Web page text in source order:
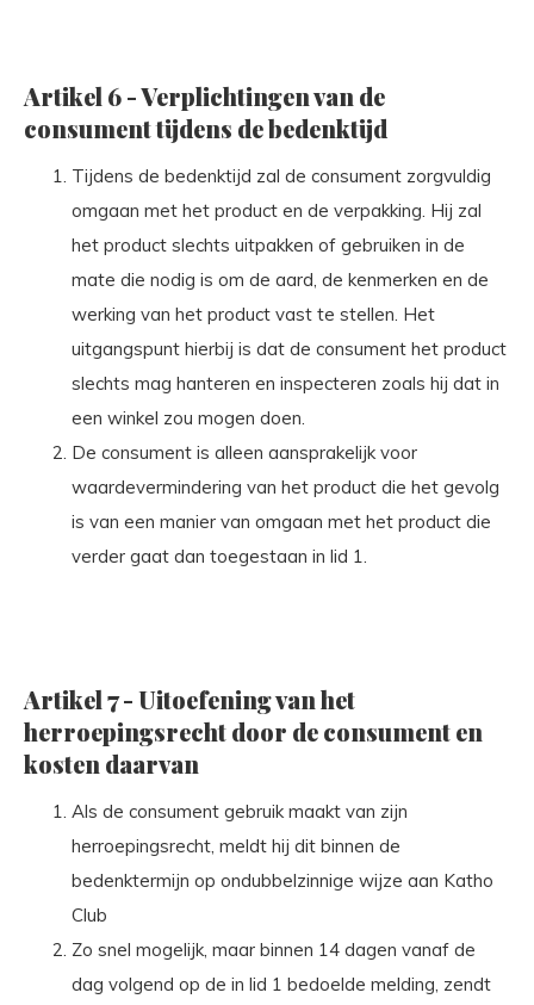
Artikel 6 - Verplichtingen van de
consument tijdens de bedenktijd
Tijdens de bedenktijd zal de consument zorgvuldig
omgaan met het product en de verpakking. Hij zal
het product slechts uitpakken of gebruiken in de
mate die nodig is om de aard, de kenmerken en de
werking van het product vast te stellen. Het
uitgangspunt hierbij is dat de consument het product
slechts mag hanteren en inspecteren zoals hij dat in
een winkel zou mogen doen.
De consument is alleen aansprakelijk voor
waardevermindering van het product die het gevolg
is van een manier van omgaan met het product die
verder gaat dan toegestaan in lid 1.
Artikel 7 - Uitoefening van het
herroepingsrecht door de consument en
kosten daarvan
Als de consument gebruik maakt van zijn
herroepingsrecht, meldt hij dit binnen de
bedenktermijn op ondubbelzinnige wijze aan Katho
Club
Zo snel mogelijk, maar binnen 14 dagen vanaf de
dag volgend op de in lid 1 bedoelde melding, zendt